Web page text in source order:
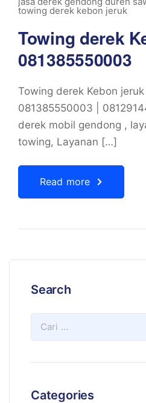
towing derek kebon jeruk
Towing derek
081385550003
Towing derek Kebon
081385550003 |
derek mobil gendong ,
towing, Layanan […]
Read more
Search
Categories